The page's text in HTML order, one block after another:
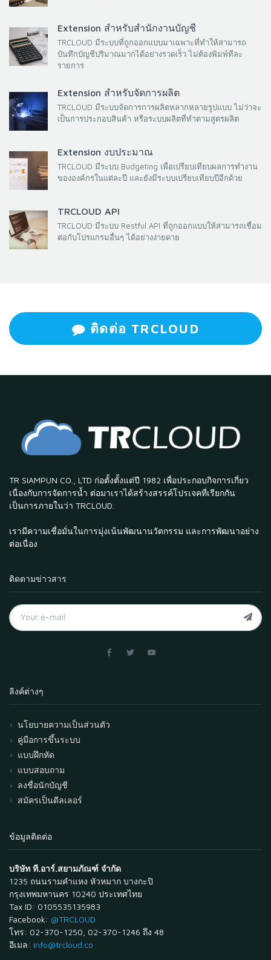
Extension สำหรับสำนักงานบัญชี
TRCLOUD มีระบบที่ถูกออกแบบมาเฉพาะที่ทำให้สามารถ
บันทึกบัญชีปริมาณมากได้อย่างรวดเร็ว ไม่ต้องพิมพ์ทีละ
รายการ
Extension สำหรับจัดการผลิต
TRCLOUD มีระบบจัดการการผลิตหลากหลายรูปแบบ ไม่ว่าจะ
เป็นการประกอบสินค้า หรือระบบผลิตที่ทำตามสูตรผลิต
Extension งบประมาณ
TRCLOUD มีระบบ Budgeting เพื่อเปรียบเทียบผลการทำงาน
ขององค์กรในแต่ละปี และยังมีระบบเปรียบเทียบปีอีกด้วย
TRCLOUD API
TRCLOUD มีระบบ Restful API ที่ถูกออกแบบให้สามารถเชื่อม
ต่อกับโปรแกรมอื่นๆ ได้อย่างง่ายดาย
ติดต่อ TRCLOUD
TR SIAMPUN CO., LTD ก่อตั้งตั้งแต่ปี 1982 เพื่อประกอบกิจการเกี่ยว
เนื่องกับการจัดการน้ำ ต่อมาเราได้สร้างสรรค์โปรเจคที่เรียกกัน
เป็นการภายในว่า TRCLOUD.
เรามีความเชื่อมั่นในการมุ่งเน้นพัฒนานวัตกรรม และการพัฒนาอย่าง
ต่อเนื่อง
ติดตามข่าวสาร
ลิงค์ต่างๆ
นโยบายความเป็นส่วนตัว
คู่มือการขึ้นระบบ
แบบฝึกหัด
แบบสอบถาม
ลงชื่อนักบัญชี
สมัครเป็นดีลเลอร์
ข้อมูลติดต่อ
บริษัท ที.อาร์.สยามภัณฑ์ จำกัด
1235 ถนนรามคำแหง หัวหมาก บางกะปิ
กรุงเทพมหานคร 10240 ประเทศไทย
Tax ID: 0105535135983
Facebook: @TRCLOUD
โทร: 02-370-1250, 02-370-1246 ถึง 48
อีเมล: info@trcloud.co